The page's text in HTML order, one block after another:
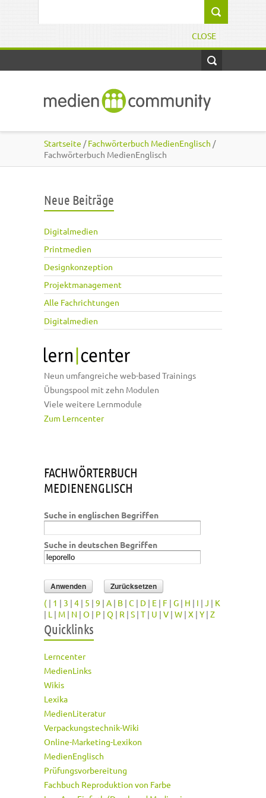
CLOSE
Startseite /Fachwörterbuch MedienEnglisch /
Fachwörterbuch MedienEnglisch
Neue Beiträge
Digitalmedien
Printmedien
Designkonzeption
Projektmanagement
Alle Fachrichtungen
Digitalmedien
Neun umfangreiche web-based Trainings
Übungspool mit zehn Modulen
Viele weitere Lernmodule
Zum Lerncenter
FACHWÖRTERBUCH
MEDIENENGLISCH
Suche in englischen Begriffen
Suche in deutschen Begriffen
( | 1 | 3 | 4 | 5 | 9 | A | B | C | D | E | F | G | H | I | J | K
| L | M | N | O | P | Q | R | S | T | U | V | W | X | Y | Z
Quicklinks
Lerncenter
MedienLinks
Wikis
Lexika
MedienLiteratur
Verpackungstechnik-Wiki
Online-Marketing-Lexikon
MedienEnglisch
Prüfungsvorbereitung
Fachbuch Reproduktion von Farbe